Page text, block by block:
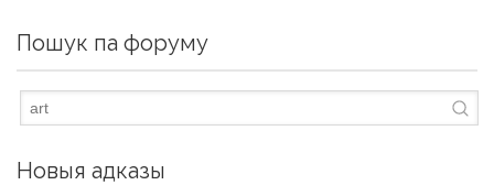
Пошук па форуму
Новыя адказы